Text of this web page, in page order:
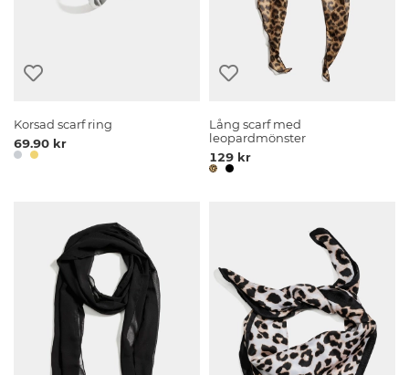
Korsad scarf ring
69.90 kr
Lång scarf med
leopardmönster
129 kr